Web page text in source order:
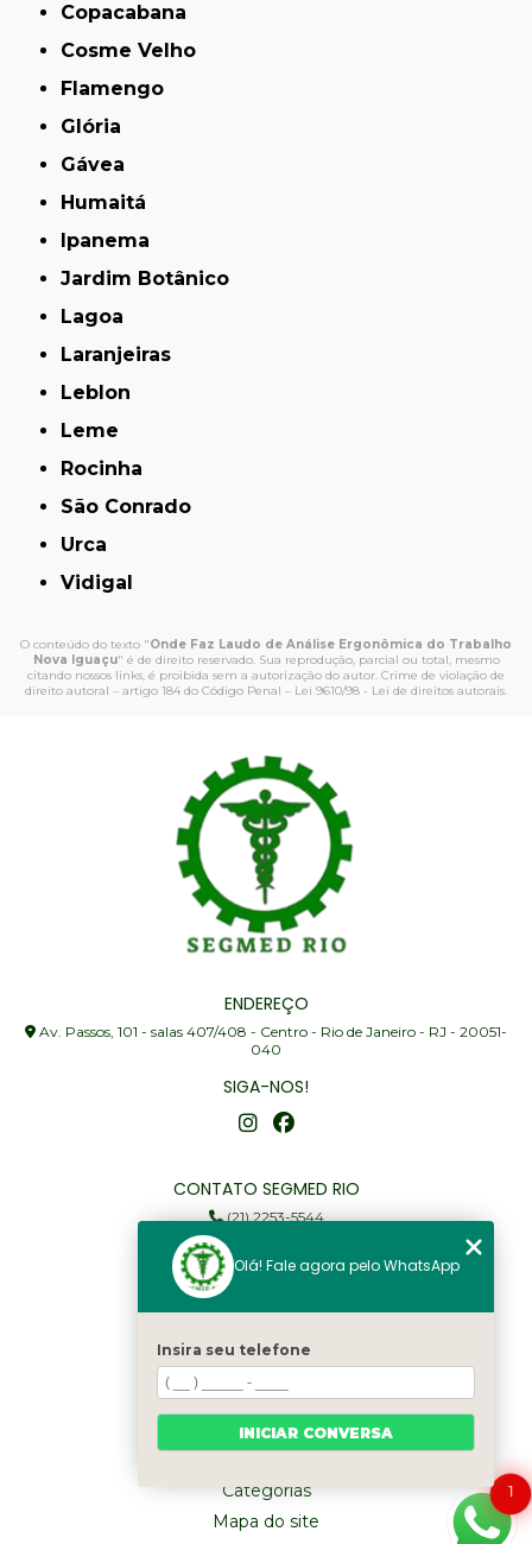
Copacabana
Cosme Velho
Flamengo
Glória
Gávea
Humaitá
Ipanema
Jardim Botânico
Lagoa
Laranjeiras
Leblon
Leme
Rocinha
São Conrado
Urca
Vidigal
O conteúdo do texto "Onde Faz Laudo de Análise Ergonômica do Trabalho
Nova Iguaçu" é de direito reservado. Sua reprodução, parcial ou total, mesmo
citando nossos links, é proibida sem a autorização do autor. Crime de violação de
direito autoral – artigo 184 do Código Penal – Lei 9610/98 - Lei de direitos autorais.
ENDEREÇO
Av. Passos, 101 - salas 407/408 - Centro - Rio de Janeiro - RJ - 20051-
040
SIGA-NOS!
CONTATO SEGMED RIO
(21) 2253-5544
(21) 97905-3352
segmed@segmedrio.com.br
Home
Institucional
Serviços
Categorias
Mapa do site
1
Olá! Fale agora pelo WhatsApp
Insira seu telefone
INICIAR CONVERSA